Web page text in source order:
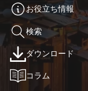
お役立ち情報
検索
ダウンロード
コラム